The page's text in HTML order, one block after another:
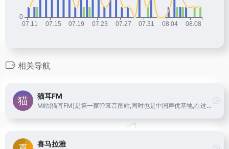
相关导航
猫耳FM
M站(猫耳FM)是第一家弹幕音图站,同时也是中国声优基地,在这里可以听电台,音乐,翻唱,小说和广播剧,用二次元声音连接三次元.
喜马拉雅